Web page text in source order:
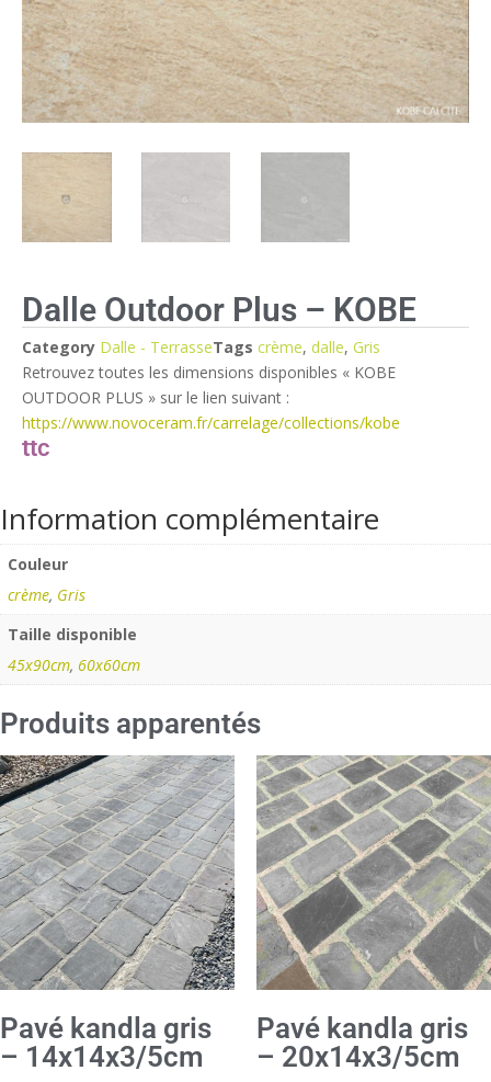
Dalle Outdoor Plus – KOBE
Category Dalle - TerrasseTags crème, dalle, Gris
Retrouvez toutes les dimensions disponibles « KOBE
OUTDOOR PLUS » sur le lien suivant :
https://www.novoceram.fr/carrelage/collections/kobe
Information complémentaire
Couleur
crème, Gris
Taille disponible
45x90cm, 60x60cm
Produits apparentés
Pavé kandla gris
– 14x14x3/5cm
Pavé kandla gris
– 20x14x3/5cm